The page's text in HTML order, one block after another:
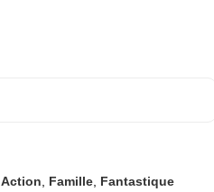
Action Famille, Fantastique